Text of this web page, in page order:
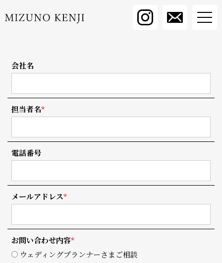
Contact
会社名
担当者名*
電話番号
メールアドレス*
お問い合わせ内容*
ウェディングプランナーさまご相談